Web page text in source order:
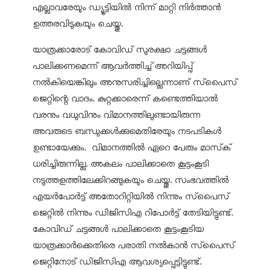
എല്ലാവരേയും ഡ്യൂട്ടിയില്‍ നിന്ന് മാറ്റി നിര്‍ത്താന്‍
ഉത്തരവിടുകയും ചെയ്തു.
യാത്രക്കാരോട് കോവിഡ് സുരക്ഷാ ചട്ടങ്ങള്‍
പാലിക്കണമെന്ന് ആവര്‍ത്തിച്ച് അറിയിപ്പ്
നല്‍കിയെങ്കിലും അനുസരിച്ചില്ലെന്നാണ് സ്‌പൈസ്
ജെറ്റിന്റെ വാദം. കുറ്റക്കാരെന്ന് കണ്ടെത്തിയാല്‍
വരനും വധുവിനും വിമാനത്തിലുണ്ടായിരുന്ന
അവരുടെ ബന്ധുക്കള്‍ക്കുമെതിരേയും നടപടികള്‍
ഉണ്ടായേക്കും. വിമാനത്തില്‍ ഏറെ പേരും മാസ്‌ക്
ധരിച്ചിരുന്നില്ല. അകലം പാലിക്കാതെ കൂട്ടംകൂടി
നടുത്തളത്തിലേക്കിറങ്ങുകയും ചെയ്തു. സംഭവത്തില്‍
എയര്‍പോര്‍ട്ട് അതോറിറ്റിയില്‍ നിന്നും സ്‌പൈസ്
ജെറ്റില്‍ നിന്നും ഡിജിസിഎ റിപോര്‍ട്ട് തേടിയിട്ടുണ്ട്.
കോവിഡ് ചട്ടങ്ങള്‍ പാലിക്കാതെ കൂട്ടംകൂടിയ
യാത്രക്കാര്‍ക്കെതിരെ പരാതി നല്‍കാന്‍ സ്‌പൈസ്
ജെറ്റിനോട് ഡിജിസിഎ ആവശ്യപ്പെട്ടിട്ടുണ്ട്.